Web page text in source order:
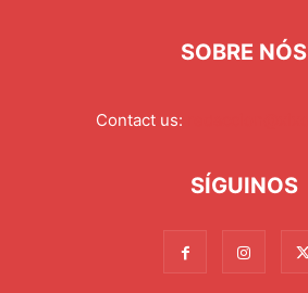
SOBRE NÓS
Contact us:
SÍGUINOS